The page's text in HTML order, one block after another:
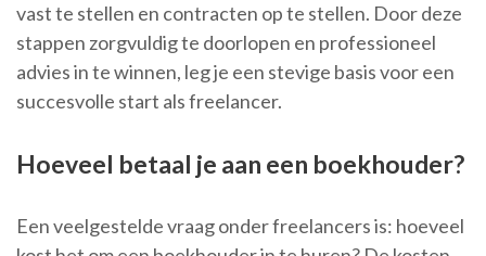
vast te stellen en contracten op te stellen. Door deze
stappen zorgvuldig te doorlopen en professioneel
advies in te winnen, leg je een stevige basis voor een
succesvolle start als freelancer.
Hoeveel betaal je aan een boekhouder?
Een veelgestelde vraag onder freelancers is: hoeveel